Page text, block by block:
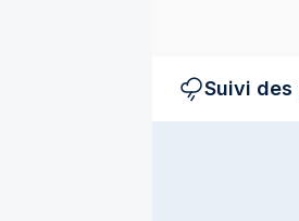
Suivi des